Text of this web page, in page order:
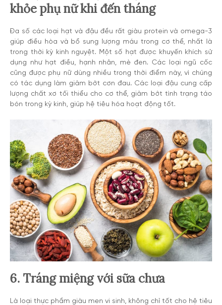
khỏe phụ nữ khi đến tháng
Đa số các loại hạt và đậu đều rất giàu protein và omega-3
giúp điều hòa và bổ sung lượng máu trong cơ thể, nhất là
trong thời kỳ kinh nguyệt. Một số hạt được khuyến khích sử
dụng như hạt điều, hạnh nhân, mè đen. Các loại ngũ cốc
cũng được phụ nữ dùng nhiều trong thời điểm này, vì chúng
có tác dụng làm giảm bớt cơn đau. Các loại đậu cung cấp
lượng chất xơ tối thiểu cho cơ thể, giảm bớt tình trạng táo
bón trong kỳ kinh, giúp hệ tiêu hóa hoạt động tốt.
6. Tráng miệng với sữa chưa
Là loại thực phẩm giàu men vi sinh, không chỉ tốt cho hệ tiêu